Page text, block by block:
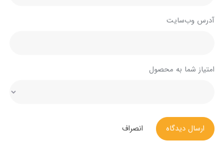
آدرس وب‌سایت
امتیاز شما به محصول
ارسال دیدگاه انصراف